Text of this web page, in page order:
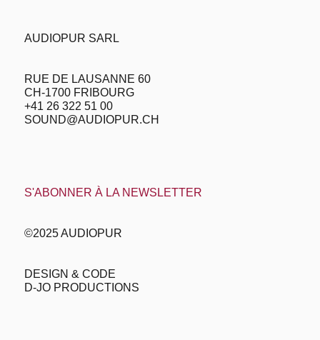
AUDIOPUR SARL
RUE DE LAUSANNE 60
CH-1700 FRIBOURG
+41 26 322 51 00
SOUND@AUDIOPUR.CH
S'ABONNER À LA NEWSLETTER
©2025 AUDIOPUR
DESIGN & CODE
D-JO PRODUCTIONS